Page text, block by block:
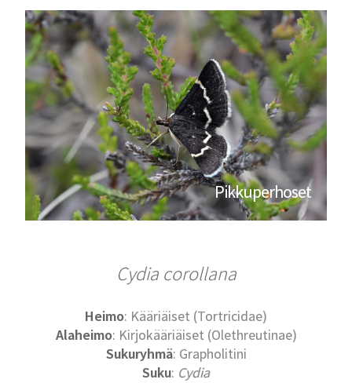
Pikkuperhoset
Cydia corollana
Heimo: Kääriäiset (Tortricidae)
Alaheimo: Kirjokääriäiset (Olethreutinae)
Sukuryhmä: Grapholitini
Suku: Cydia